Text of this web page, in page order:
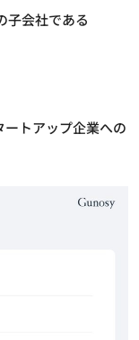
子会社である
トアップ企業への